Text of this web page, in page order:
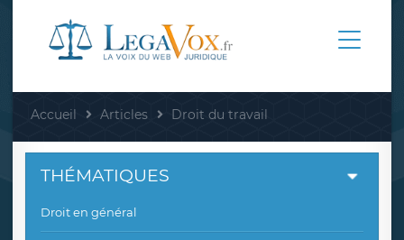
Accueil Articles Droit du travail
THÉMATIQUES
Droit en général